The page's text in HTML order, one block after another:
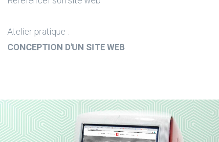
Atelier pratique :
CONCEPTION D'UN SITE WEB